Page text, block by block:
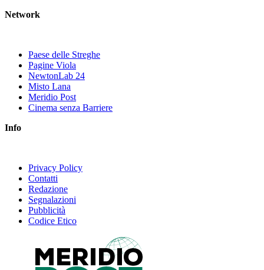
Network
Paese delle Streghe
Pagine Viola
NewtonLab 24
Misto Lana
Meridio Post
Cinema senza Barriere
Info
Privacy Policy
Contatti
Redazione
Segnalazioni
Pubblicità
Codice Etico